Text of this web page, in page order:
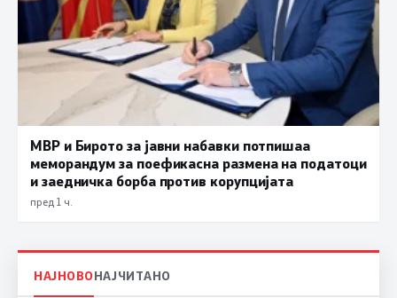
МВР и Бирото за јавни набавки потпишаа
меморандум за поефикасна размена на податоци
и заедничка борба против корупцијата
пред 1 ч.
НАЈНОВОНАЈЧИТАНО